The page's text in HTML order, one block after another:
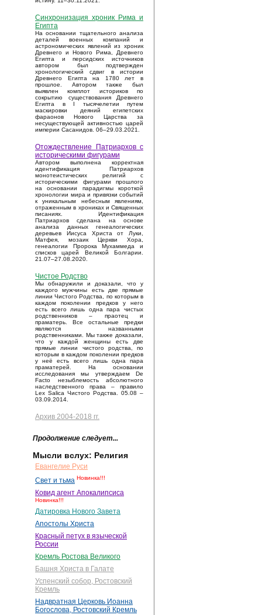
Синхронизация хроник Рима и
Египта
На основании тщательного анализа
деталей военных компаний и
астрономических явлений из хроник
Древнего и Нового Рима, Древнего
Египта и персидских источников
автором был подтвержден
хронологический сдвиг в истории
Древнего Египта на 1780 лет в
прошлое. Автором также был
выявлен комплот историков по
сокрытию существования Древнего
Египта в I тысячелетии путем
маскировки деяний египетских
фараонов Нового Царства за
несуществующей активностью царей
империи Сасанидов. 06–29.03.2021.
Отождествление Патриархов с
историческими фигурами
Автором выполнена корректная
идентификация Патриархов
монотеистических религий с
историческими фигурами прошлого
на основании парадигмы короткой
хронологии мира и привязки событий
к уникальным небесным явлениям,
отраженным в хрониках и Священных
писаниях. Идентификация
Патриархов сделана на основе
анализа данных генеалогических
деревьев Иисуса Христа от Луки,
Матфея, мозаик Церкви Хора,
генеалогии Пророка Мухаммеда и
списков царей Великой Болгарии.
21.07–27.08.2020.
Чистое Родство
Мы обнаружили и доказали, что у
каждого мужчины есть две прямые
линии Чистого Родства, по которым в
каждом поколении предков у него
есть всего лишь одна пара чистых
родственников – праотец и
праматерь. Все остальные предки
являются названными
родственниками. Мы также доказали,
что у каждой женщины есть две
прямые линии чистого родства, по
которым в каждом поколении предков
у неё есть всего лишь одна пара
праматерей. На основании
исследования мы утверждаем De
Facto незыблемость абсолютного
наследственного права – правило
Lex Salica Чистого Родства. 05.08 –
03.09.2014.
Архив 2004-2018 гг.
Продолжение следует...
Мысли вслух: Религия
Евангелие Руси
Свет и тьма Новинка!!!
Ковид агент Апокалипсиса
Новинка!!!
Датировка Нового Завета
Апостолы Христа
Красный петух в языческой
России
Кремль Ростова Великого
Башня Христа в Галате
Успенский собор, Ростовский
Кремль
Надвратная Церковь Иоанна
Богослова, Ростовский Кремль